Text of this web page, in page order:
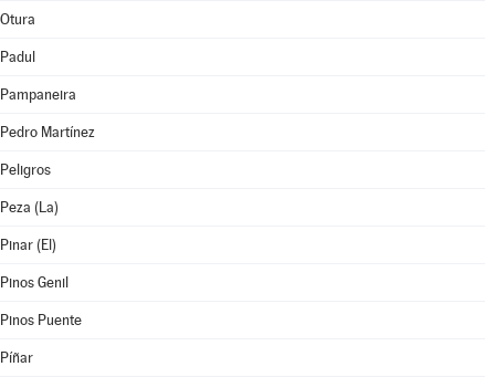
Otura
Padul
Pampaneira
Pedro Martínez
Peligros
Peza (La)
Pinar (El)
Pinos Genil
Pinos Puente
Píñar